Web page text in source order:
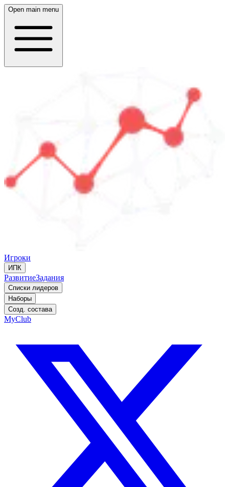
Open main menu
Игроки
ИПК
РазвитиеЗадания
Списки лидеров
Наборы
Созд. состава
MyClub